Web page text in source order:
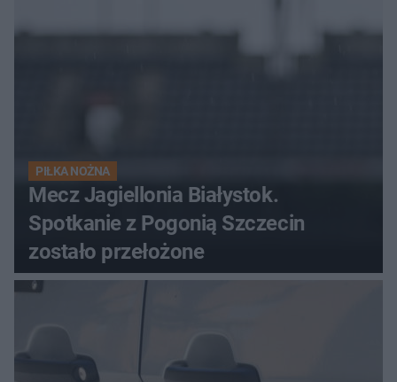
PIŁKA NOŻNA
Mecz Jagiellonia Białystok.
Spotkanie z Pogonią Szczecin
zostało przełożone